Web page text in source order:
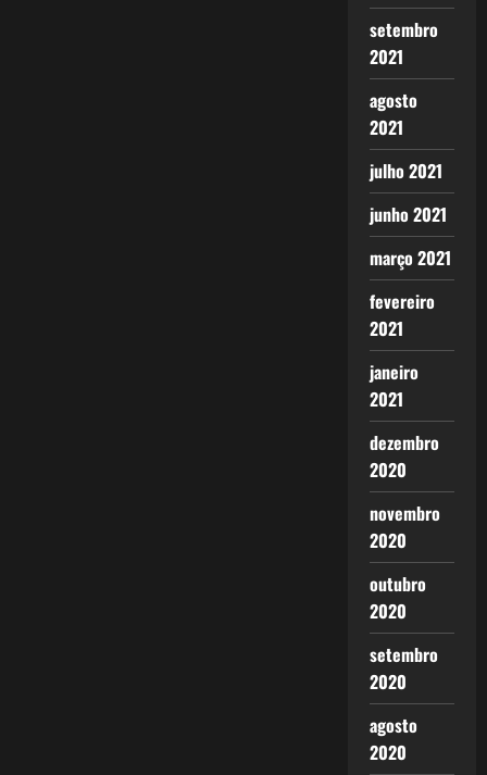
setembro
2021
agosto
2021
julho 2021
junho 2021
março 2021
fevereiro
2021
janeiro
2021
dezembro
2020
novembro
2020
outubro
2020
setembro
2020
agosto
2020